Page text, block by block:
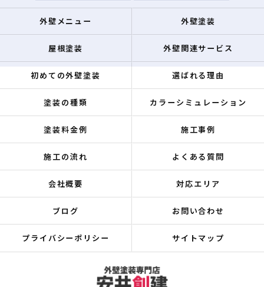
外壁メニュー 外壁塗装
屋根塗装 外壁関連サービス
初めての外壁塗装 選ばれる理由
塗装の種類 カラーシミュレーション
塗装料金例 施工事例
施工の流れ よくある質問
会社概要 対応エリア
ブログ お問い合わせ
プライバシーポリシー サイトマップ